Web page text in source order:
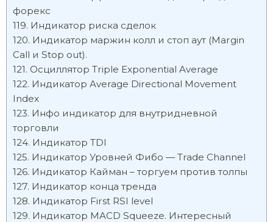
форекс
Индикатор риска сделок
Индикатор маржин колл и стоп аут (Margin
Call и Stop out).
Осциллятор Triple Exponential Average
Индикатор Average Directional Movement
Index
Инфо индикатор для внутридневной
торговли
Индикатор TDI
Индикатор Уровней Фибо — Trade Channel
Индикатор Кайман – торгуем против толпы
Индикатор конца тренда
Индикатор First RSI level
Индикатор MACD Squeeze. Интересный